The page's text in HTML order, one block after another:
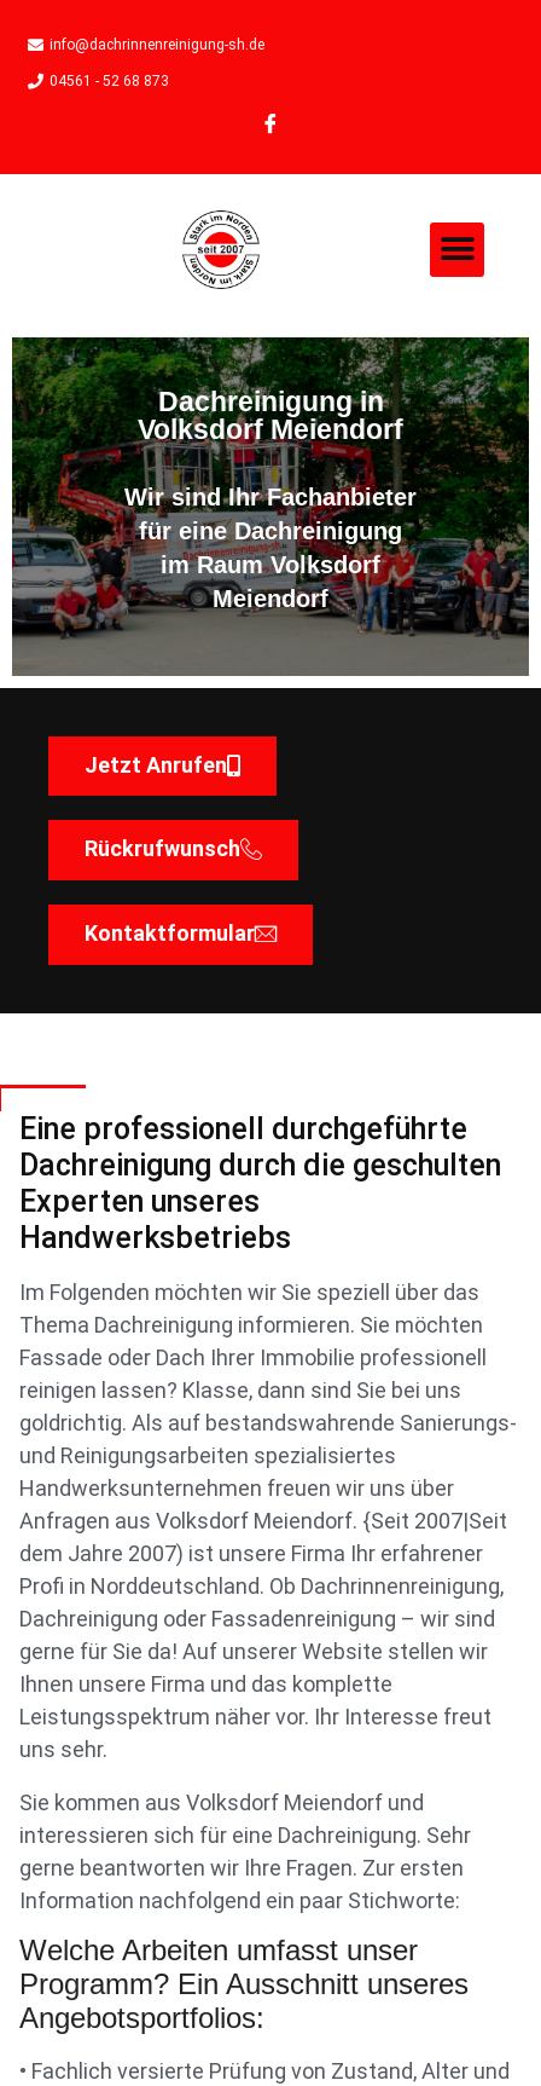
info@dachrinnenreinigung-sh.de
04561 - 52 68 873
Dachreinigung in
Volksdorf Meiendorf
Wir sind Ihr Fachanbieter
für eine Dachreinigung
im Raum Volksdorf
Meiendorf
Jetzt Anrufen
Rückrufwunsch
Kontaktformular
Eine professionell durchgeführte
Dachreinigung durch die geschulten
Experten unseres
Handwerksbetriebs
Im Folgenden möchten wir Sie speziell über das
Thema Dachreinigung informieren. Sie möchten
Fassade oder Dach Ihrer Immobilie professionell
reinigen lassen? Klasse, dann sind Sie bei uns
goldrichtig. Als auf bestandswahrende Sanierungs-
und Reinigungsarbeiten spezialisiertes
Handwerksunternehmen freuen wir uns über
Anfragen aus Volksdorf Meiendorf. {Seit 2007|Seit
dem Jahre 2007) ist unsere Firma Ihr erfahrener
Profi in Norddeutschland. Ob Dachrinnenreinigung,
Dachreinigung oder Fassadenreinigung – wir sind
gerne für Sie da! Auf unserer Website stellen wir
Ihnen unsere Firma und das komplette
Leistungsspektrum näher vor. Ihr Interesse freut
uns sehr.
Sie kommen aus Volksdorf Meiendorf und
interessieren sich für eine Dachreinigung. Sehr
gerne beantworten wir Ihre Fragen. Zur ersten
Information nachfolgend ein paar Stichworte:
Welche Arbeiten umfasst unser
Programm? Ein Ausschnitt unseres
Angebotsportfolios:
• Fachlich versierte Prüfung von Zustand, Alter und